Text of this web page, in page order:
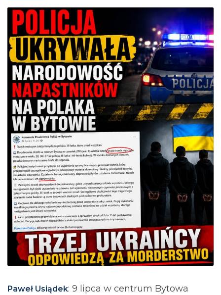
Paweł Usiądek: 9 lipca w centrum Bytowa